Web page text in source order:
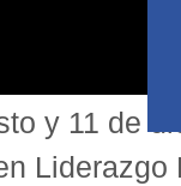
y 11 de